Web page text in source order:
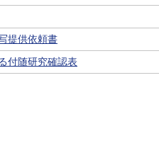
提供依頼書
付随研究確認表